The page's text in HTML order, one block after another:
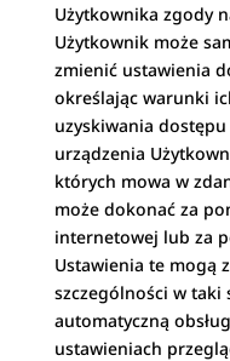
Użytkownika zgody
Użytkownik może
zmienić ustawienia
określając warunki
uzyskiwania
urządzenia
których mowa w
może dokonać za
internetowej lub za
Ustawienia te mogą
szczególności w taki
automatyczną
ustawieniach